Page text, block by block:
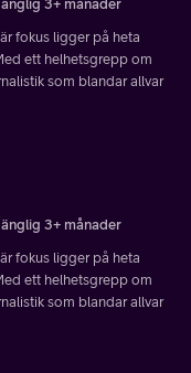
3+ månader
fokus ligger på heta
ett helhetsgrepp om
som blandar allvar
3+ månader
fokus ligger på heta
ett helhetsgrepp om
som blandar allvar